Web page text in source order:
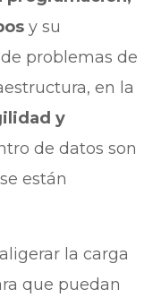
y su
problemas de
en la
y
de datos son
están
la carga
que puedan